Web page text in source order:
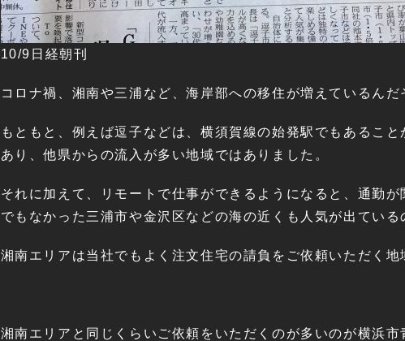
10/9日経朝刊
コロナ禍、湘南や三浦など、海岸部への移住が増えているんだ
もともと、例えば逗子などは、横須賀線の始発駅でもあるこ
あり、他県からの流入が多い地域ではありました。
それに加えて、リモートで仕事ができるようになると、通勤
でもなかった三浦市や金沢区などの海の近くも人気が出ている
湘南エリアは当社でもよく注文住宅の請負をご依頼いただく地
湘南エリアと同じくらいご依頼をいただくのが多いのが横浜市